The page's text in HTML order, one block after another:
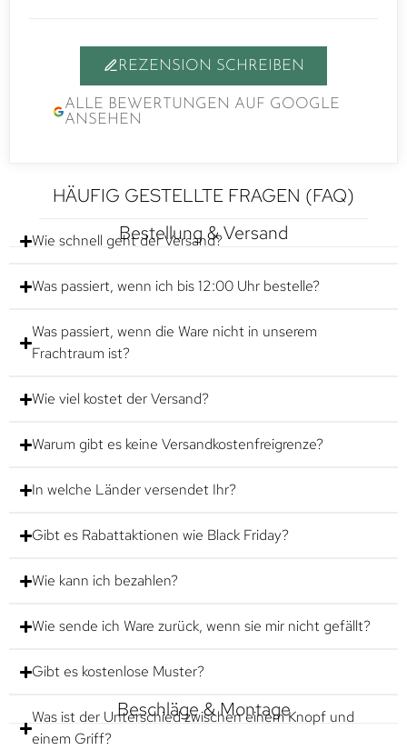
REZENSION SCHREIBEN
ALLE BEWERTUNGEN AUF GOOGLE
ANSEHEN
HÄUFIG GESTELLTE FRAGEN (FAQ)
Bestellung & Versand
Wie schnell geht der Versand?
Was passiert, wenn ich bis 12:00 Uhr bestelle?
Was passiert, wenn die Ware nicht in unserem
Frachtraum ist?
Wie viel kostet der Versand?
Warum gibt es keine Versandkostenfreigrenze?
In welche Länder versendet Ihr?
Gibt es Rabattaktionen wie Black Friday?
Wie kann ich bezahlen?
Wie sende ich Ware zurück, wenn sie mir nicht gefällt?
Gibt es kostenlose Muster?
Beschläge & Montage
Was ist der Unterschied zwischen einem Knopf und
einem Griff?